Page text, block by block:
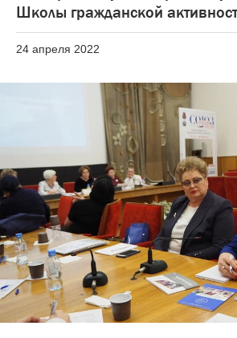
Школы гражданской
24 апреля 2022